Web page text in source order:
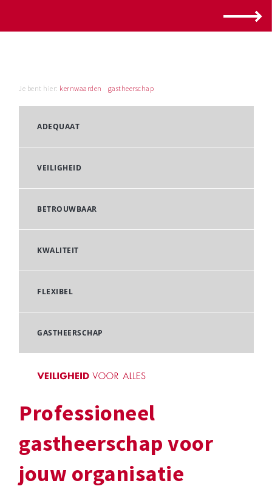
Je bent hier: kernwaarden gastheerschap
ADEQUAAT
VEILIGHEID
BETROUWBAAR
KWALITEIT
FLEXIBEL
GASTHEERSCHAP
Professioneel
gastheerschap voor
jouw organisatie